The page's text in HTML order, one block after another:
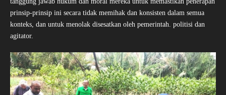
prinsip-prinsip ini secara tidak memihak dan konsisten dalam semua
konteks, dan untuk menolak disesatkan oleh pemerintah. politisi dan
agitator.